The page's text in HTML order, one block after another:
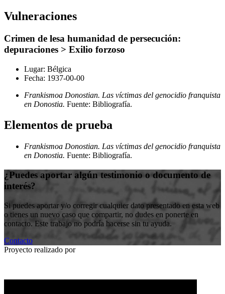
Vulneraciones
Crimen de lesa humanidad de persecución:
depuraciones > Exilio forzoso
Lugar: Bélgica
Fecha: 1937-00-00
Frankismoa Donostian. Las víctimas del genocidio franquista
en Donostia. Fuente: Bibliografía.
Elementos de prueba
Frankismoa Donostian. Las víctimas del genocidio franquista
en Donostia. Fuente: Bibliografía.
¿Puedes aportar algún testimonio o documento de
interés?
Si puedes aportar y/o corregir cualquier dato presentado en esta web
o tienes un nuevo caso que compartir, no dudes en ponerte en
contacto. Este trabajo no podría hacerse sin tu ayuda.
Contacto
Proyecto realizado por